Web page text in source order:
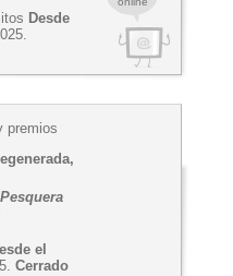
Desde
premios
el
Cerrado